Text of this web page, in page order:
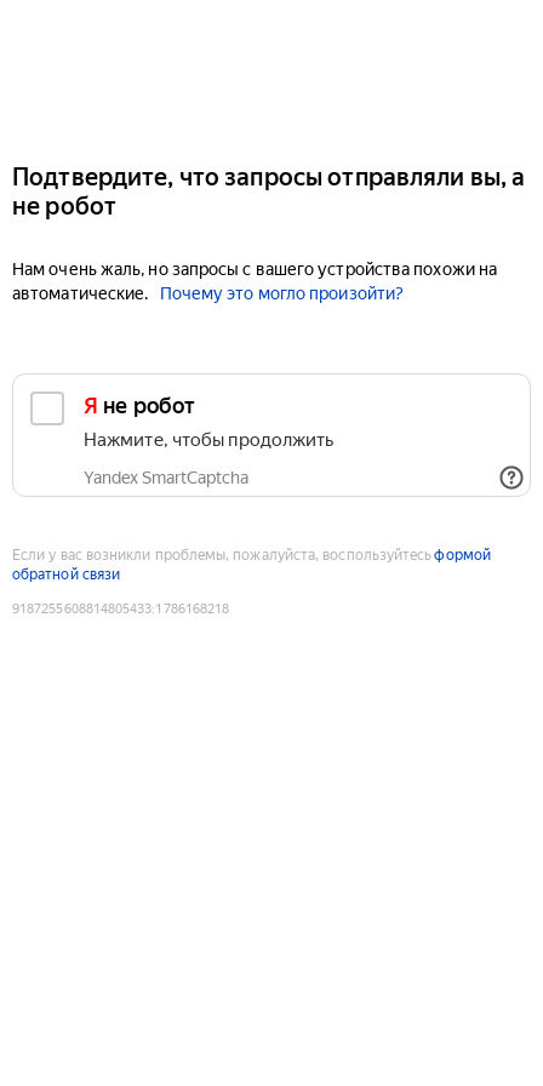
Подтвердите, что запросы отправляли вы, а
не робот
Нам очень жаль, но запросы с вашего устройства похожи на
автоматические.
Почему это могло произойти?
Я не робот
Нажмите, чтобы продолжить
Yandex SmartCaptcha
Если у вас возникли проблемы, пожалуйста, воспользуйтесьформой
обратной связи
9187255608814805433:1786168218